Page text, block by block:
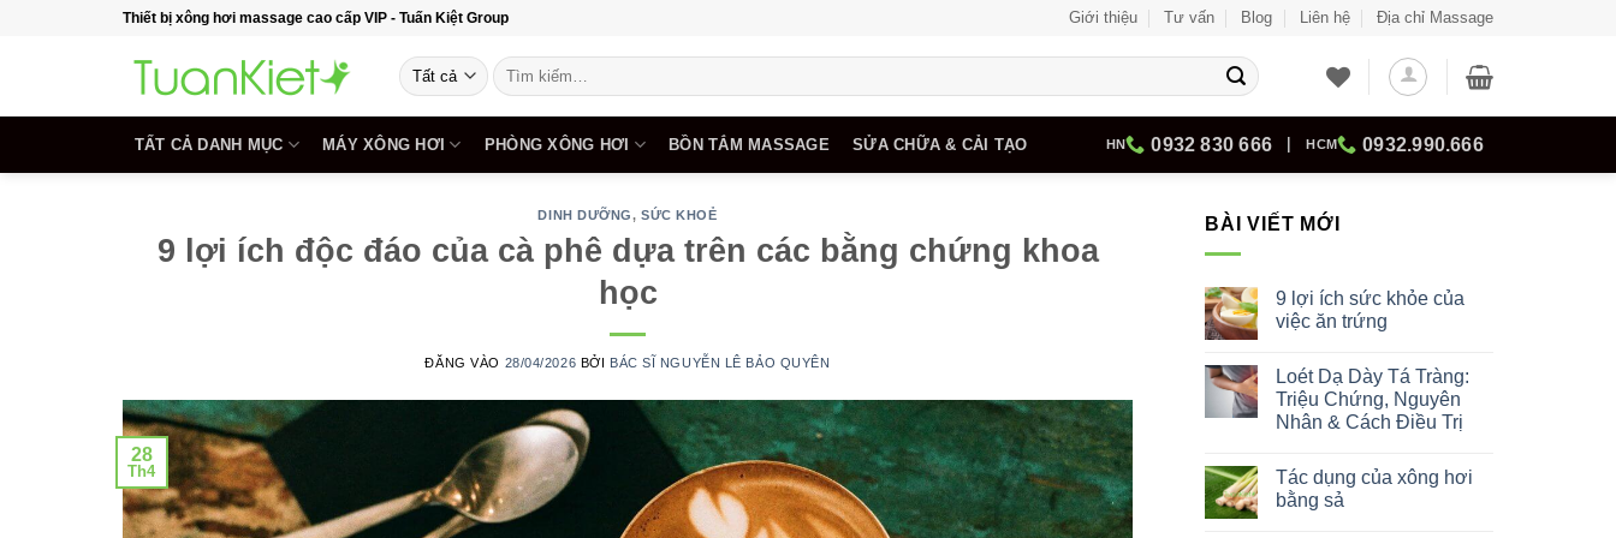
Thiết bị xông hơi massage cao cấp VIP - Tuấn Kiệt Group Giới thiệu Tư vấn Blog Liên hệ Địa chỉ Massage
Tìm
kiếm:
TẤT CẢ DANH MỤC MÁY XÔNG HƠI PHÒNG XÔNG HƠI BỒN TẮM MASSAGE SỬA CHỮA & CẢI TẠO HN 0932 830 666 HCM 0932.990.666
DINH DƯỠNG,SỨC KHOẺ
9 lợi ích độc đáo của cà phê dựa trên các bằng chứng khoa
học
ĐĂNG VÀO 28/04/2026 BỞI BÁC SĨ NGUYỄN LÊ BẢO QUYÊN
28
Th4
BÀI VIẾT MỚI
9 lợi ích sức khỏe của
việc ăn trứng
bình
luận
ở
9
sức
khỏe
của
Loét Dạ Dày Tá Tràng:
Triệu Chứng, Nguyên
Nhân & Cách Điều Trị
bình
luận
ở
Tác dụng của xông hơi
bằng sả